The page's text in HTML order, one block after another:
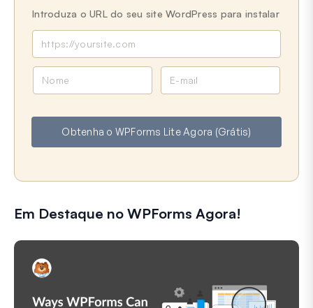
Introduza o URL do seu site WordPress para instalar
e
i
Obtenha o WPForms Lite Agora (Grátis)
Em Destaque no WPForms Agora!